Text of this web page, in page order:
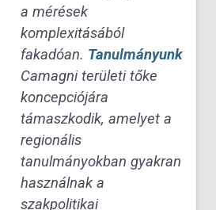
a mérések
komplexitásából
fakadóan. Tanulmányunk
Camagni területi tőke
koncepciójára
támaszkodik, amelyet a
regionális
tanulmányokban gyakran
használnak a
szakpolitikai